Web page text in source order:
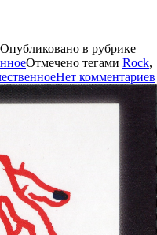
Опубликовано в рубрике
Отмечено тегами Rock,
Нет комментариев